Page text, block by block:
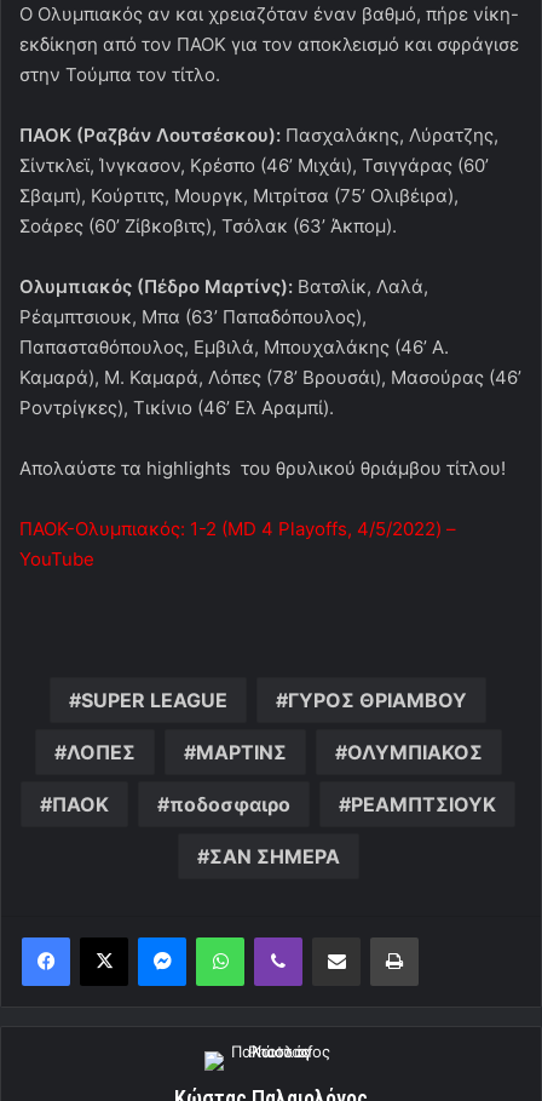
Ο Ολυμπιακός αν και χρειαζόταν έναν βαθμό, πήρε νίκη-
εκδίκηση από τον ΠΑΟΚ για τον αποκλεισμό και σφράγισε
στην Τούμπα τον τίτλο.
ΠΑΟΚ (Ραζβάν Λουτσέσκου): Πασχαλάκης, Λύρατζης,
Σίντκλεϊ, Ίνγκασον, Κρέσπο (46’ Μιχάι), Τσιγγάρας (60’
Σβαμπ), Κούρτιτς, Μουργκ, Μιτρίτσα (75’ Ολιβέιρα),
Σοάρες (60’ Ζίβκοβιτς), Τσόλακ (63’ Άκπομ).
Ολυμπιακός (Πέδρο Μαρτίνς): Βατσλίκ, Λαλά,
Ρέαμπτσιουκ, Μπα (63’ Παπαδόπουλος),
Παπασταθόπουλος, Εμβιλά, Μπουχαλάκης (46’ Α.
Καμαρά), Μ. Καμαρά, Λόπες (78’ Βρουσάι), Μασούρας (46’
Ροντρίγκες), Τικίνιο (46’ Ελ Αραμπί).
Απολαύστε τα highlights του θρυλικού θριάμβου τίτλου!
ΠΑΟΚ-Ολυμπιακός: 1-2 (MD 4 Playoffs, 4/5/2022) –
YouTube
SUPER LEAGUE ΓΥΡΟΣ ΘΡΙΑΜΒΟΥ
ΛΟΠΕΣ ΜΑΡΤΙΝΣ ΟΛΥΜΠΙΑΚΟΣ
ΠΑΟΚ ποδοσφαιρο ΡΕΑΜΠΤΣΙΟΥΚ
ΣΑΝ ΣΗΜΕΡΑ
MessengerWhatsAppViber Κοινοποίηση μέσω ηλεκτρονικού ταχυδρομείουΕκτύπωση